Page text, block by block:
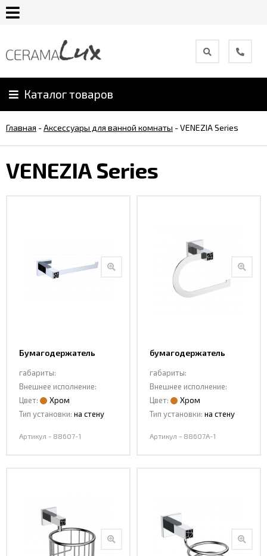
О
продукцией
Каталог товаров
Главная -Аксессуары для ванной комнаты -VENEZIA Series
VENEZIA Series
Бумагодержатель
габариты:
Внешнее исполнение:
Цвет:
Хром
Тип установки: на стену
Артикул - 88607-1
бумагодержатель
габариты:
Внешнее исполнение:
Цвет:
Хром
Тип установки: на стену
Артикул - 88607A-1